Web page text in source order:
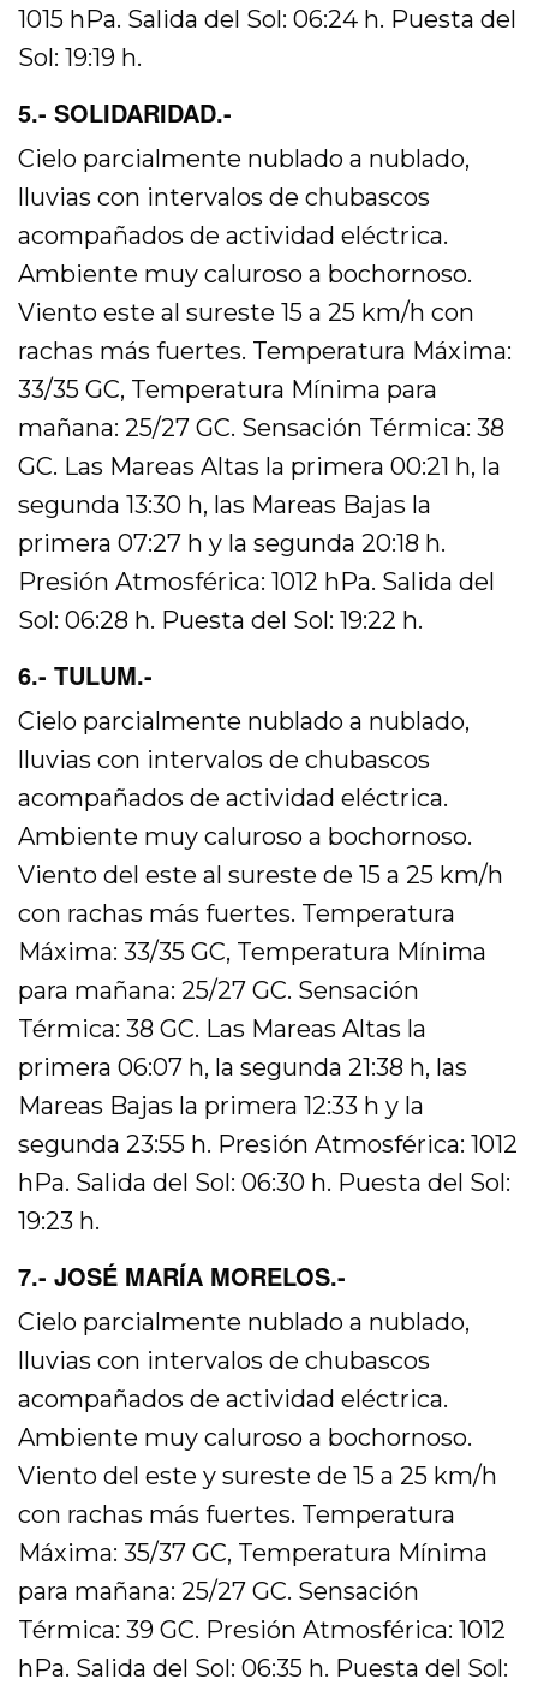
1015 hPa. Salida del Sol: 06:24 h. Puesta del
Sol: 19:19 h.
5.- SOLIDARIDAD.-
Cielo parcialmente nublado a nublado,
lluvias con intervalos de chubascos
acompañados de actividad eléctrica.
Ambiente muy caluroso a bochornoso.
Viento este al sureste 15 a 25 km/h con
rachas más fuertes. Temperatura Máxima:
33/35 GC, Temperatura Mínima para
mañana: 25/27 GC. Sensación Térmica: 38
GC. Las Mareas Altas la primera 00:21 h, la
segunda 13:30 h, las Mareas Bajas la
primera 07:27 h y la segunda 20:18 h.
Presión Atmosférica: 1012 hPa. Salida del
Sol: 06:28 h. Puesta del Sol: 19:22 h.
6.- TULUM.-
Cielo parcialmente nublado a nublado,
lluvias con intervalos de chubascos
acompañados de actividad eléctrica.
Ambiente muy caluroso a bochornoso.
Viento del este al sureste de 15 a 25 km/h
con rachas más fuertes. Temperatura
Máxima: 33/35 GC, Temperatura Mínima
para mañana: 25/27 GC. Sensación
Térmica: 38 GC. Las Mareas Altas la
primera 06:07 h, la segunda 21:38 h, las
Mareas Bajas la primera 12:33 h y la
segunda 23:55 h. Presión Atmosférica: 1012
hPa. Salida del Sol: 06:30 h. Puesta del Sol:
19:23 h.
7.- JOSÉ MARÍA MORELOS.-
Cielo parcialmente nublado a nublado,
lluvias con intervalos de chubascos
acompañados de actividad eléctrica.
Ambiente muy caluroso a bochornoso.
Viento del este y sureste de 15 a 25 km/h
con rachas más fuertes. Temperatura
Máxima: 35/37 GC, Temperatura Mínima
para mañana: 25/27 GC. Sensación
Térmica: 39 GC. Presión Atmosférica: 1012
hPa. Salida del Sol: 06:35 h. Puesta del Sol: